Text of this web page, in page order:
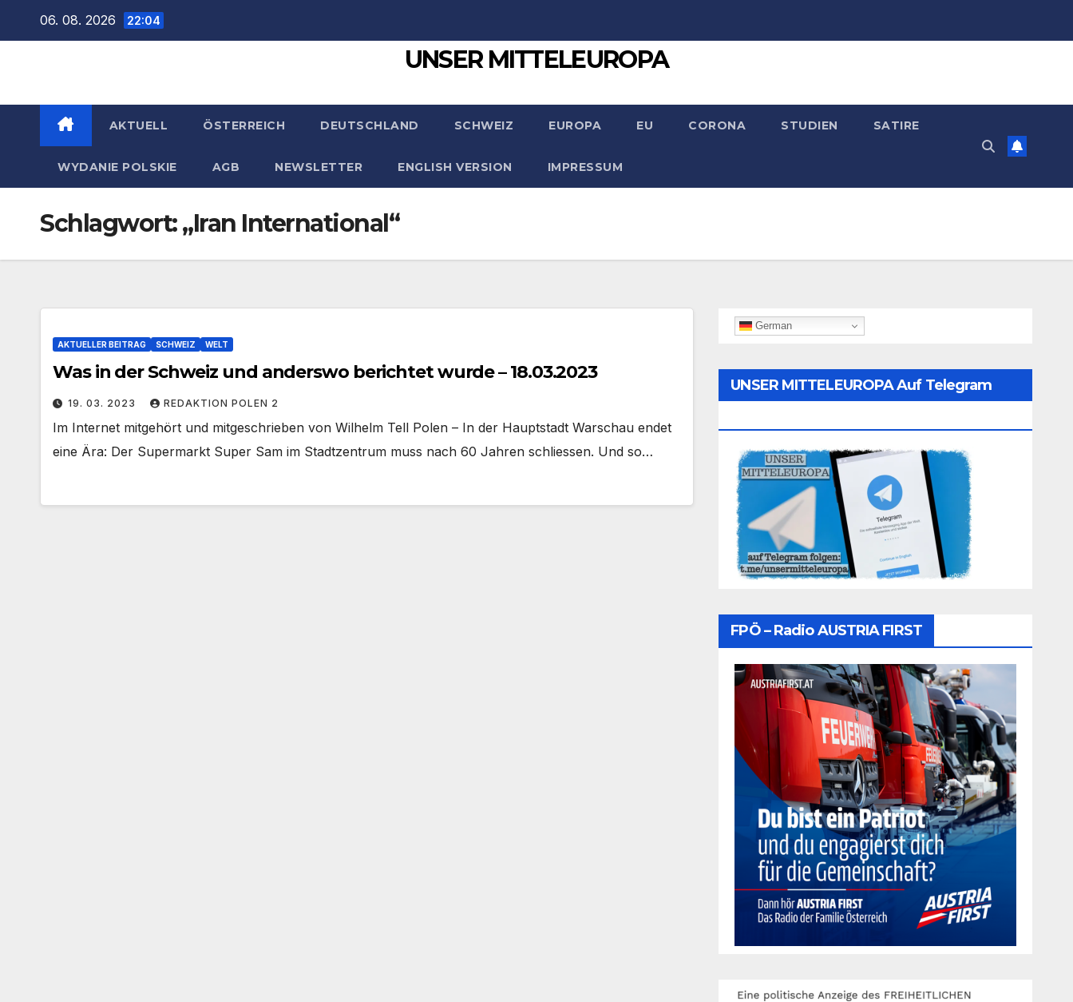
06. 08. 2026 22:04
UNSER MITTELEUROPA
AKTUELL ÖSTERREICH DEUTSCHLAND SCHWEIZ EUROPA EU CORONA STUDIEN SATIRE
WYDANIE POLSKIE AGB NEWSLETTER ENGLISH VERSION IMPRESSUM
Schlagwort:„Iran International“
AKTUELLER BEITRAG SCHWEIZ WELT
Was in der Schweiz und anderswo berichtet wurde – 18.03.2023
19. 03. 2023 REDAKTION POLEN 2
Im Internet mitgehört und mitgeschrieben von Wilhelm Tell Polen – In der Hauptstadt Warschau endet
eine Ära: Der Supermarkt Super Sam im Stadtzentrum muss nach 60 Jahren schliessen. Und so…
German
UNSER MITTELEUROPA Auf Telegram
FPÖ – Radio AUSTRIA FIRST